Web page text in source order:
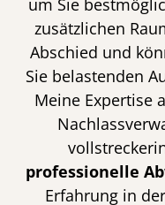
um Sie
zusätzlichen
Abschied und
Sie belastenden
Meine Expertise
professionelle
Erfahrung in